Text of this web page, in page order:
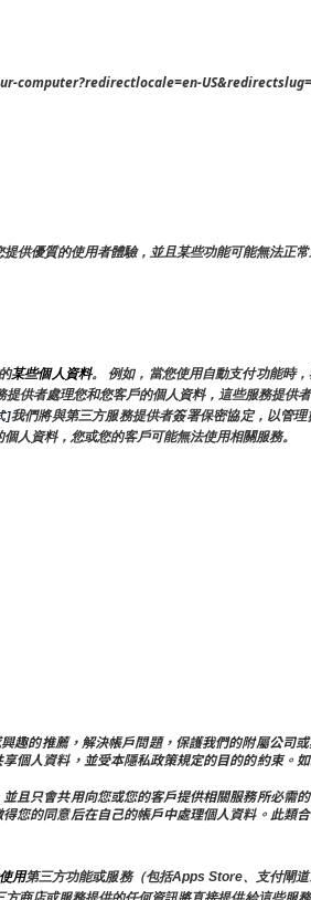
computer?redirectlocale=en-
供優質的使用者體驗，並且某些功能可能無法正常
某些個人資料。 例如，當您使用自動支付功能時
供者處理您和您客戶的個人資料，這些服務提供
]我們將與第三方服務提供者簽署保密協定，以管
人資料，您或您的客戶可能無法使用相關服務。
趣的推薦，解決帳戶問題，保護我們的附屬公司
個人資料，並受本隱私政策規定的目的的約束。
且只會共用向您或您的客戶提供相關服務所必需
您的同意后在自己的帳戶中處理個人資料。此類
用第三方功能或服務（包括Apps Store、支付閘